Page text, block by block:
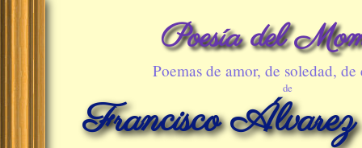
Poesía del
Poemas de amor, de soledad, de
de
Francisco